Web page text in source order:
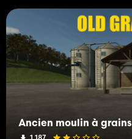
Ancien moulin à grains